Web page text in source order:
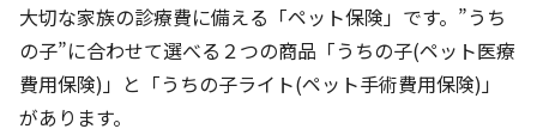
大切な家族の診療費に備える「ペット保険」です。”うち
の子”に合わせて選べる２つの商品「うちの子(ペット医療
費用保険)」と「うちの子ライト(ペット手術費用保険)」
があります。